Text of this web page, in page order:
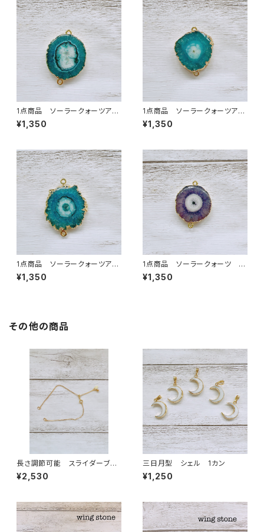
1点商品 ソーラークォーツアク
ア 2カン ⑦
¥1,350
1点商品 ソーラークォーツアク
ア 2カン ⑧
¥1,350
1点商品 ソーラークォーツアク
ア 2カン ⑨
¥1,350
1点商品 ソーラークォーツ グ
レージュパープル 2カン
¥1,350
その他の商品
長さ調節可能 スライダーブレ
スレットチェーン S925 ゴール
ド
¥2,530
三日月型 シェル 1カン
¥1,250